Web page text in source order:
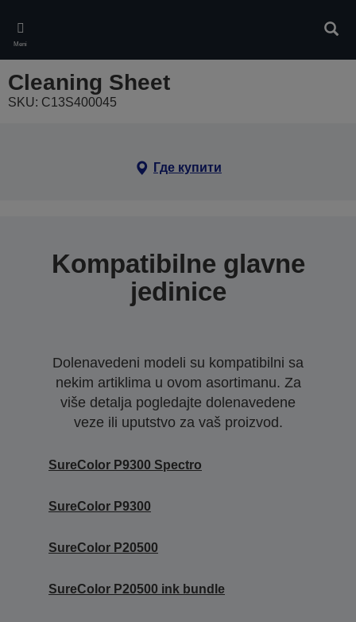
main
content
Meni
Cleaning Sheet
SKU: C13S400045
Где купити
Kompatibilne glavne
jedinice
Dolenavedeni modeli su kompatibilni sa
nekim artiklima u ovom asortimanu. Za
više detalja pogledajte dolenavedene
veze ili uputstvo za vaš proizvod.
SureColor P9300 Spectro
SureColor P9300
SureColor P20500
SureColor P20500 ink bundle